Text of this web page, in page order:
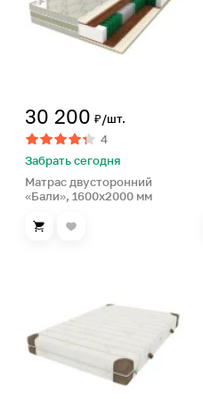
30 200 ₽/шт.
4
Забрать сегодня
Матрас двусторонний
«Бали», 1600х2000 мм